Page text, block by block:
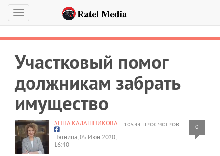
Меню
Участковый помог
должникам забрать
имущество
10544 ПРОСМОТРОВ 0
АННА КАЛАШНИКОВА
Пятница, 05 Июн 2020,
16:40